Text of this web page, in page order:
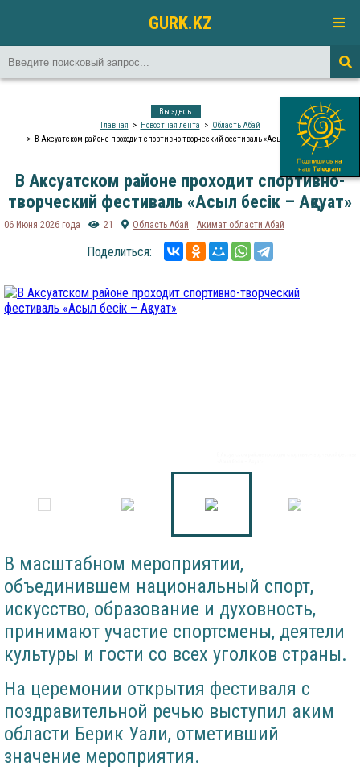
GURK.KZ
Вы здесь:
Главная
Новостная лента
Область Абай
В Аксуатском районе проходит спортивно-творческий фестиваль «Асыл бесік – Ақсуат»
В Аксуатском районе проходит спортивно-
творческий фестиваль «Асыл бесік – Ақсуат»
06 Июня 2026 года 21 Область Абай Акимат области Абай
Поделиться:
В масштабном мероприятии,
объединившем национальный спорт,
искусство, образование и духовность,
принимают участие спортсмены, деятели
культуры и гости со всех уголков страны.
На церемонии открытия фестиваля с
поздравительной речью выступил аким
области Берик Уали, отметивший
значение мероприятия.